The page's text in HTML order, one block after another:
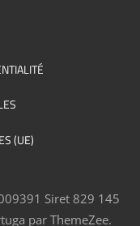
(UE)
Siret 829 145
par ThemeZee.